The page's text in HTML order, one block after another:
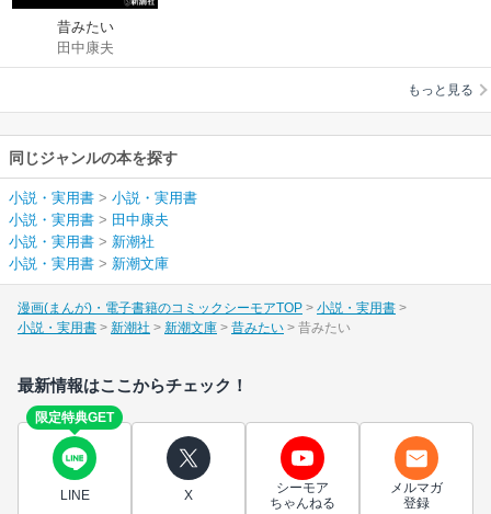
昔みたい
田中康夫
もっと見る
同じジャンルの本を探す
小説・実用書 > 小説・実用書
小説・実用書 > 田中康夫
小説・実用書 > 新潮社
小説・実用書 > 新潮文庫
漫画(まんが)・電子書籍のコミックシーモアTOP
小説・実用書
小説・実用書
新潮社 新潮文庫 昔みたい 昔みたい
最新情報はここからチェック！
限定特典GET
LINE X
シーモア
ちゃんねる
メルマガ
登録